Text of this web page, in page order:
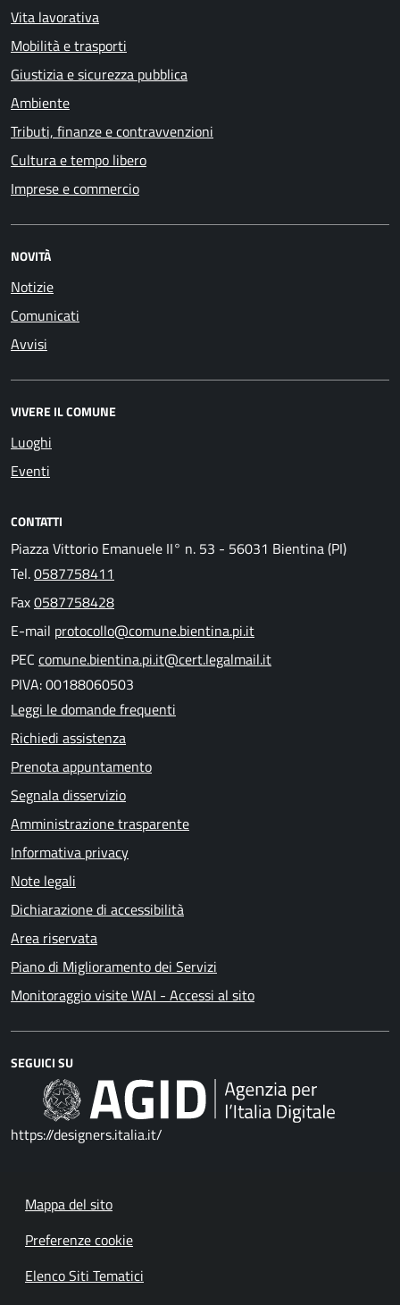
Vita lavorativa
Mobilità e trasporti
Giustizia e sicurezza pubblica
Ambiente
Tributi, finanze e contravvenzioni
Cultura e tempo libero
Imprese e commercio
NOVITÀ
Notizie
Comunicati
Avvisi
VIVERE IL COMUNE
Luoghi
Eventi
CONTATTI
Piazza Vittorio Emanuele II° n. 53 - 56031 Bientina (PI)
Tel.0587758411
Fax0587758428
E-mail protocollo@comune.bientina.pi.it
PEC comune.bientina.pi.it@cert.legalmail.it
PIVA: 00188060503
Leggi le domande frequenti
Richiedi assistenza
Prenota appuntamento
Segnala disservizio
Amministrazione trasparente
Informativa privacy
Note legali
Dichiarazione di accessibilità
Area riservata
Piano di Miglioramento dei Servizi
Monitoraggio visite WAI - Accessi al sito
SEGUICI SU
https://designers.italia.it/
Mappa del sito
Preferenze cookie
Elenco Siti Tematici